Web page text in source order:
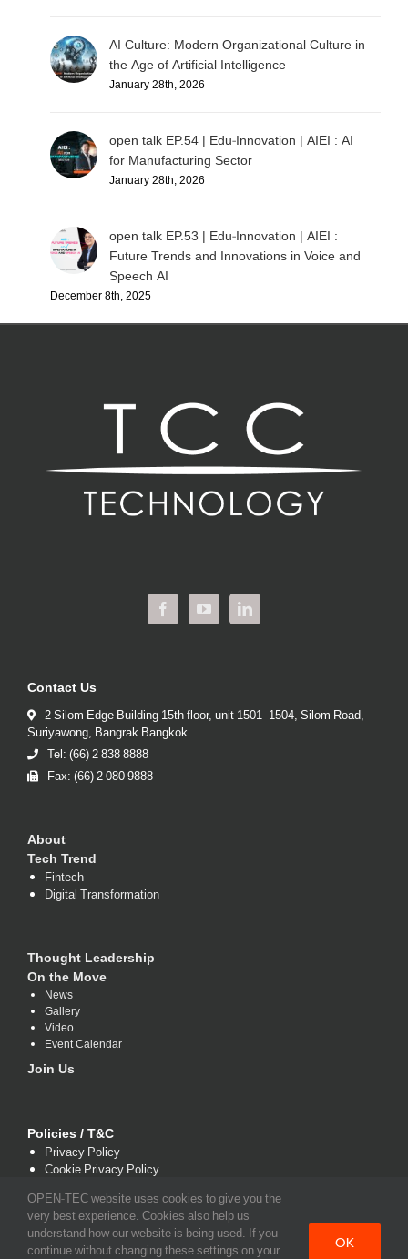
AI Culture: Modern Organizational Culture in
the Age of Artificial Intelligence
January 28th, 2026
open talk EP.54 | Edu-Innovation | AIEI : AI
for Manufacturing Sector
January 28th, 2026
open talk EP.53 | Edu-Innovation | AIEI :
Future Trends and Innovations in Voice and
Speech AI
December 8th, 2025
Contact Us
2 Silom Edge Building 15th floor, unit 1501 -1504, Silom Road,
Suriyawong, Bangrak Bangkok
Tel: (66) 2 838 8888
Fax: (66) 2 080 9888
About
Tech Trend
Fintech
Digital Transformation
Thought Leadership
On the Move
News
Gallery
Video
Event Calendar
Join Us
Policies / T&C
Privacy Policy
Cookie Privacy Policy
OPEN-TEC website uses cookies to give you the
very best experience. Cookies also help us
understand how our website is being used. If you
continue without changing these settings on your
OK